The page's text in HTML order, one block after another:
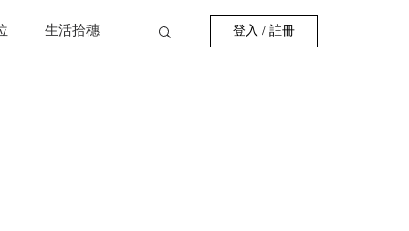
生活拾穗 登入 / 註冊